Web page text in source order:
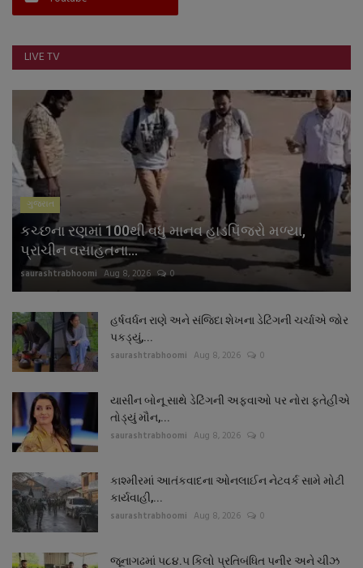
LIVE TV
ગુજરાત
કચ્છના રણમાં 100થી વધુ માનવ હાડપિંજરો મળ્યા,
પ્રાચીન વસાહતના...
saurashtrabhoomi Aug 8, 2026 0
હર્ષવર્ધન રાણે અને સંજિદા શેખના ડેટિંગની ચર્ચાએ જોર
પકડ્યું,...
saurashtrabhoomi Aug 8, 2026 0
યાસીન બોનૂ સાથે ડેટિંગની અફવાઓ પર નોરા ફતેહીએ
તોડ્યું મૌન,...
saurashtrabhoomi Aug 8, 2026 0
કાશ્મીરમાં આતંકવાદના ઓનલાઈન નેટવર્ક સામે મોટી
કાર્યવાહી,...
saurashtrabhoomi Aug 8, 2026 0
જૂનાગઢમાં ૫૮૪.૫ કિલો પ્રતિબંધિત પનીર અને ચીઝ